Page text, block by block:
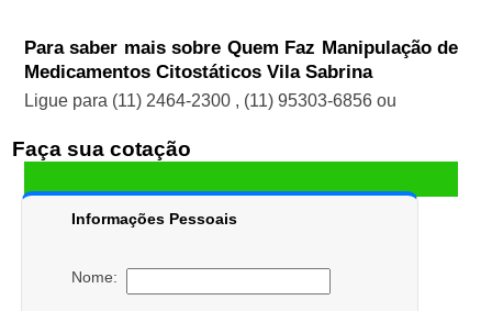
Para saber mais sobre Quem Faz Manipulação de
Medicamentos Citostáticos Vila Sabrina
Ligue para (11) 2464-2300 , (11) 95303-6856 ou
Faça sua cotação
Informações Pessoais
Nome: